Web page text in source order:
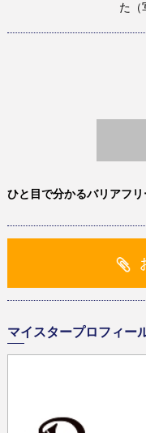
た（
ひと目で分かるバリアフ
マイスタープロフィー